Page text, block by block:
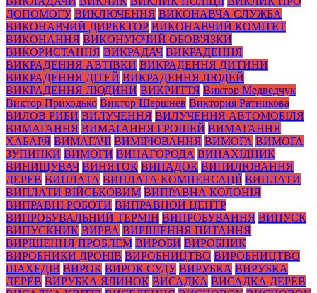
ДОПОМОГУ ВИКЛЮЧЕННЯ ВИКОНАВЧА СЛУЖБА
ВИКОНАВЧИЙ ДИРЕКТОР ВИКОНАВЧИЙ КОМІТЕТ
ВИКОНАННЯ ВИКОНУЮЧИЙ ОБОВ'ЯЗКИ
ВИКОРИСТАННЯ ВИКРАДАЧ ВИКРАДЕННЯ
ВИКРАДЕННЯ АВТІВКИ ВИКРАДЕННЯ ДИТИНИ
ВИКРАДЕННЯ ДІТЕЙ ВИКРАДЕННЯ ЛЮДЕЙ
ВИКРАДЕННЯ ЛЮДИНИ ВИКРИТТЯ Виктор Медведчук
Виктор Приходько Виктор Шершнев Виктория Ратникова
ВИЛОВ РИБИ ВИЛУЧЕННЯ ВИЛУЧЕННЯ АВТОМОБІЛЯ
ВИМАГАННЯ ВИМАГАННЯ ГРОШЕЙ ВИМАГАННЯ
ХАБАРЯ ВИМАГАЧІ ВИМІРЮВАННЯ ВИМОГА ВИМОГА
ЗУПИНКИ ВИМОГИ ВИНАГОРОДА ВИНАХІДНИК
ВИНИЩУВАЧ ВИНЯТОК ВИПАДОК ВИПИЛЮВАННЯ
ДЕРЕВ ВИПЛАТА ВИПЛАТА КОМПЕНСАЦІЇ ВИПЛАТИ
ВИПЛАТИ ВІЙСЬКОВИМ ВИПРАВНА КОЛОНІЯ
ВИПРАВНІ РОБОТИ ВИПРАВНОЙ ЦЕНТР
ВИПРОБУВАЛЬНИЙ ТЕРМІН ВИПРОБУВАННЯ ВИПУСК
ВИПУСКНИК ВИРВА ВИРІШЕННЯ ПИТАННЯ
ВИРІШЕННЯ ПРОБЛЕМ ВИРОБИ ВИРОБНИК
ВИРОБНИКИ ДРОНІВ ВИРОБНИЦТВО ВИРОБНИЦТВО
ШАХЕДІВ ВИРОК ВИРОК СУДУ ВИРУБКА ВИРУБКА
ДЕРЕВ ВИРУБКА ЯЛИНОК ВИСАДКА ВИСАДКА ДЕРЕВ